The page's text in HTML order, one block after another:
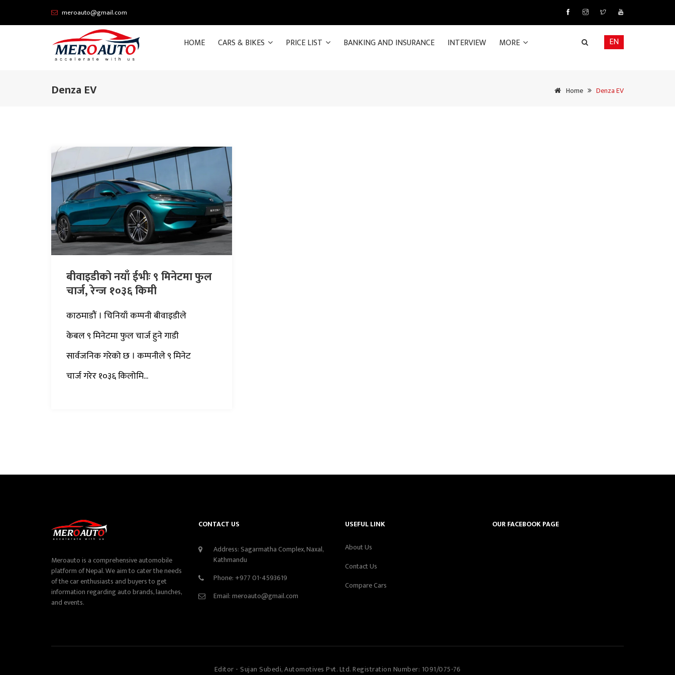
meroauto@gmail.com
HOME CARS & BIKES PRICE LIST BANKING AND INSURANCE INTERVIEW MORE EN
Denza EV Home Denza EV
बीवाइडीको नयाँ ईभीः ९ मिनेटमा फुल
चार्ज, रेन्ज १०३६ किमी
काठमाडौं । चिनियाँ कम्पनी बीवाइडीले
केबल ९ मिनेटमा फुल चार्ज हुने गाडी
सार्वजनिक गरेको छ । कम्पनीले ९ मिनेट
चार्ज गरेर १०३६ किलोमि...
Meroauto is a comprehensive automobile
platform of Nepal. We aim to cater the needs
of the car enthusiasts and buyers to get
information regarding auto brands, launches,
and events.
CONTACT US
Address: Sagarmatha Complex, Naxal,
Kathmandu
Phone: +977 01-4593619
Email:meroauto@gmail.com
USEFUL LINK
About Us
Contact Us
Compare Cars
OUR FACEBOOK PAGE
Editor - Sujan Subedi, Automotives Pvt. Ltd. Registration Number: 1091/075-76